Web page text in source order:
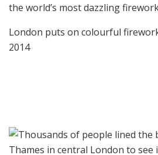
the world’s most dazzling
London puts on colourful
2014